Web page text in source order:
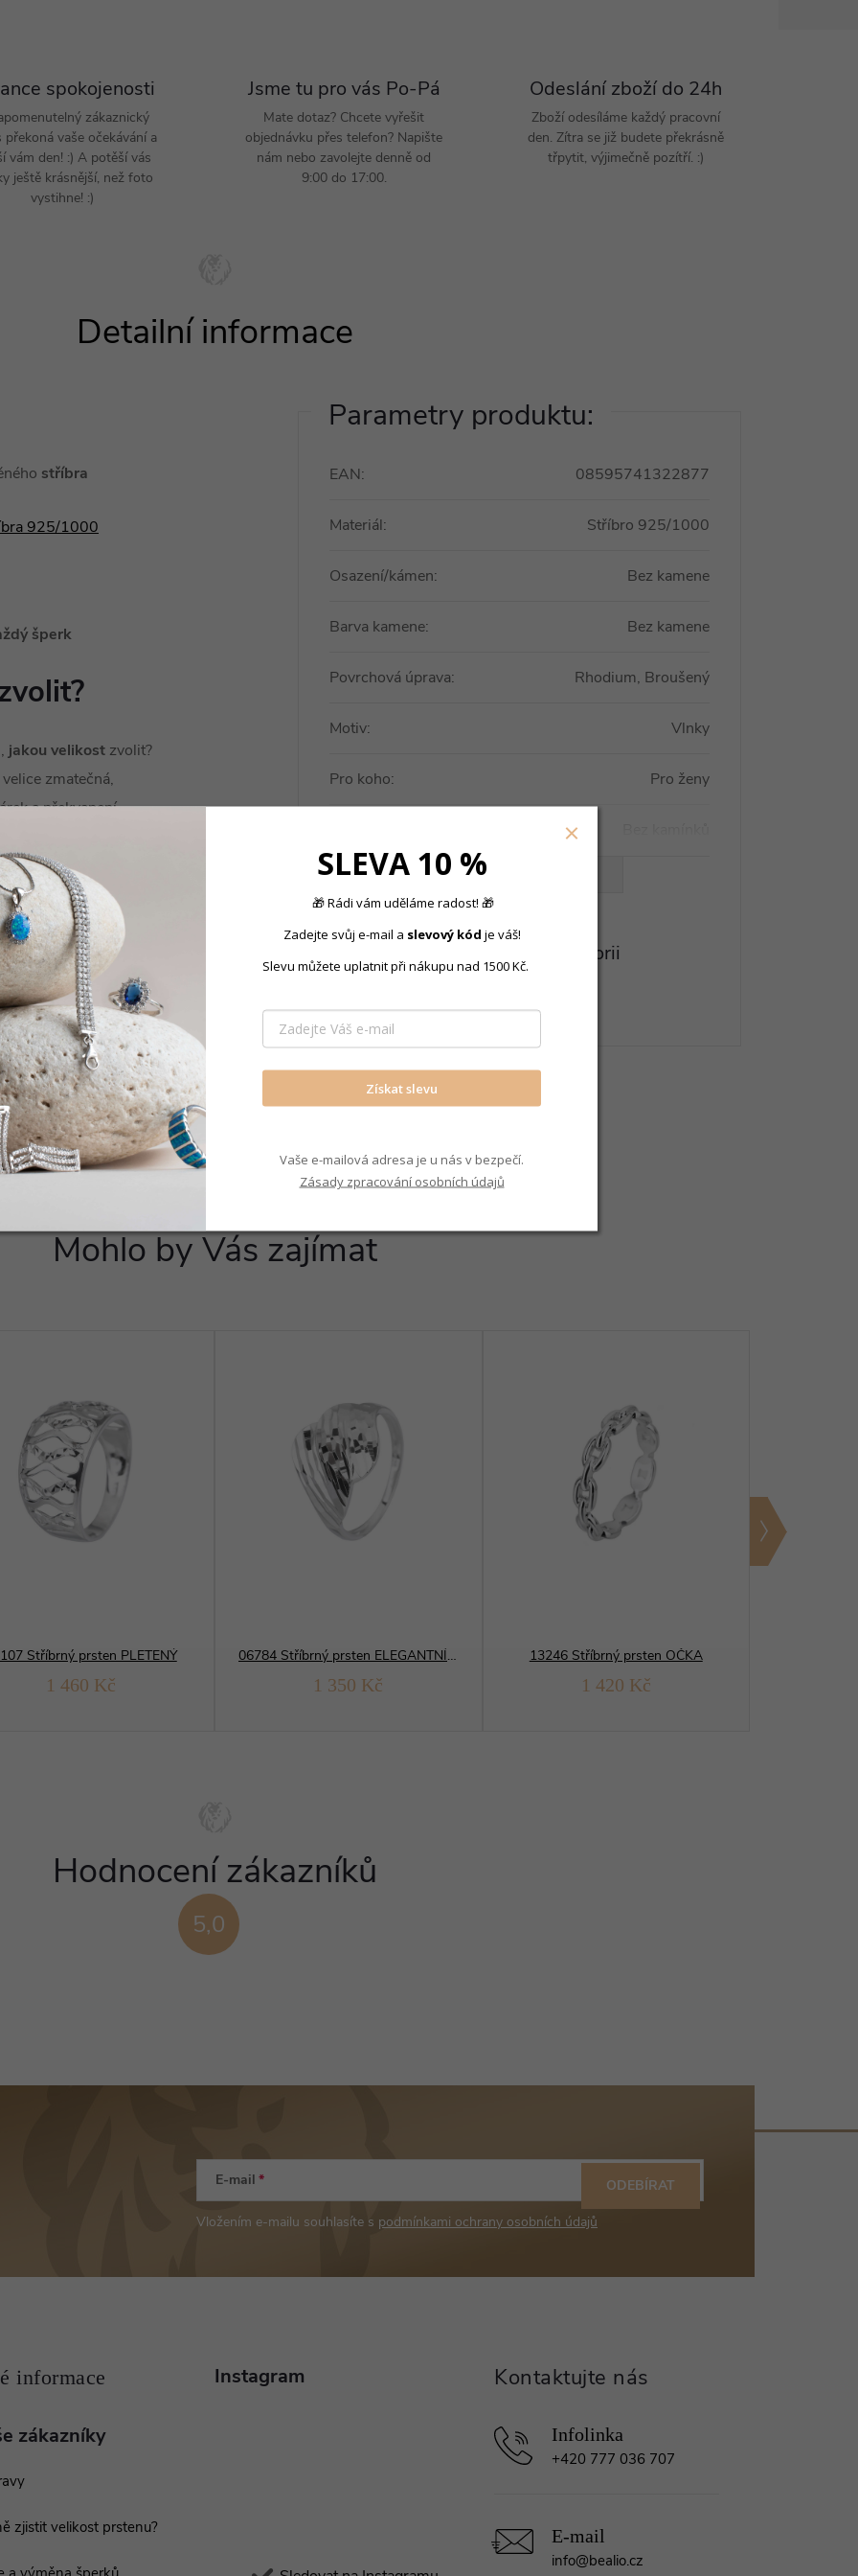
spokojenosti
zákaznický
překoná vaše očekávání a
vám den! :) A potěší vás
ještě krásnější, než foto
vystihne! :)
Jsme tu pro vás Po-Pá
Mate dotaz? Chcete vyřešit
objednávku přes telefon? Napište
nám nebo zavolejte denně od
9:00 do 17:00.
Odeslání zboží do 24h
Zboží odesíláme každý pracovní
den. Zítra se již budete překrásně
třpytit, výjimečně pozítří. :)
stříbra
925/1000
šperk
jakou velikost zvolit?
zmatečná,
a překvapení.
Parametry produktu:
EAN: 08595741322877
Materiál: Stříbro 925/1000
Osazení/kámen: Bez kamene
Barva kamene: Bez kamene
Povrchová úprava: Rhodium, Broušený
Motiv: Vlnky
Pro koho: Pro ženy
VŠECHNY PARAMETRY
Produkt naleznete v této kategorii
Mohlo by Vás zajímat
Stříbrný prsten PLETENÝ
1 460 Kč
06784 Stříbrný prsten ELEGANTNÍ broušený
1 350 Kč
13246 Stříbrný prsten OČKA
1 420 Kč
5,0
Hodnocení zákazníků
E-mail
Vložením e-mailu souhlasíte s podmínkami ochrany osobních údajů
ODEBÍRAT
zákazníky
zjistit velikost prstenu?
Instagram
info@bealio.cz
+420 777 036 707
SLEVA 10 %
🎁 Rádi vám uděláme radost! 🎁
Zadejte svůj e-mail a slevový kód je váš!
Slevu můžete uplatnit při nákupu nad 1500 Kč.
Získat slevu
Vaše e-mailová adresa je u nás v bezpečí.
Zásady zpracování osobních údajů